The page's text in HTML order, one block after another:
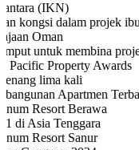
(IKN)
kongsi dalam projek
Oman
untuk membina
Pacific Property Awards
lima kali
Apartmen
Resort Berawa
di Asia Tenggara
Resort Sanur